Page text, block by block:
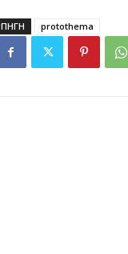
ΠΗΓΗ protothema